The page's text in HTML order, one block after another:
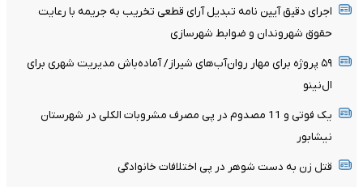
اجرای دقیق آیین نامه تبدیل آرای قطعی تخریب به جریمه با رعایت
حقوق شهروندان و ضوابط شهرسازی
۵۹ پروژه برای مهار روان‌آب‌های شیراز/ آماده‌باش مدیریت شهری برای
ال‌نینو
یک فوتی و 11 مصدوم در پی مصرف مشروبات الکلی در شهرستان
نیشابور
قتل زن به دست شوهر در پی اختلافات خانوادگی